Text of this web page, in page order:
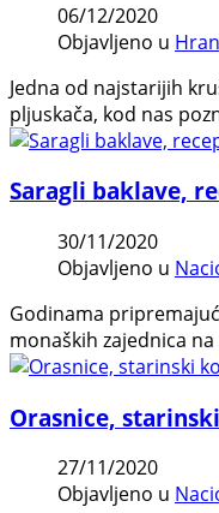
06/12/2020
Objavljeno u
Jedna od najstarijih
pljuskača, kod nas
Saragli baklave,
30/11/2020
Objavljeno u
Godinama
monaških zajednica
Orasnice,
27/11/2020
Objavljeno u